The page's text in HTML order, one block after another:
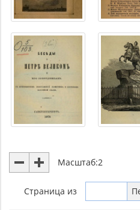
Масштаб:2
Страница из